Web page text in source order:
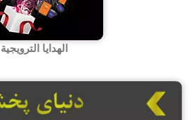
الهدایا الترویجیة